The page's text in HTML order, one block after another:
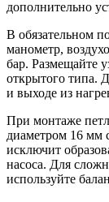
дополнительно
В обязательном
манометр,
бар. Размещайте
открытого типа.
и выходе из
При монтаже
диаметром 16 мм
исключит
насоса. Для
используйте